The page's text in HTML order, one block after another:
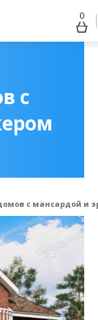
0
с
с мансардой и